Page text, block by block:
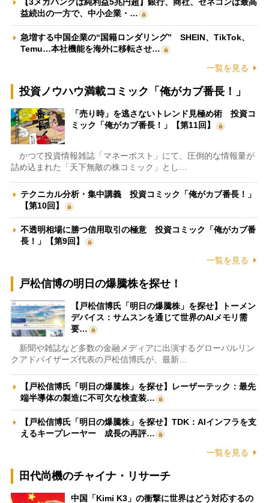
【3メガバンクは純利益5兆円超】銀行、商社、ゼネコンは最高
益続出の一方で、中小企業・…
急増する中国企業の“国籍ロンダリング” SHEIN、TikTok、
Temu…本社機能を海外に移転させ…
一覧を見る
投資ノウハウ満載コミック「俺がカブ番長！」
「売り時」を逃さないトレンド見極め術 投資コ
ミック「俺がカブ番長！」【第11回】
かつて投資情報雑誌「マネーポスト」にて、圧倒的な情報量が
詰め込まれた「天下無敵の株コミック」とし…
テクニカル分析・集中講義 投資コミック「俺がカブ番長！」
【第10回】
不透明相場に勝つ信用取引の極意 投資コミック「俺がカブ番
長！」【第9回】
一覧を見る
戸松信博の明日の爆騰株を探せ！
【戸松信博氏「明日の爆騰株」を探せ】トーメン
デバイス：サムスンを通じて世界のAIメモリ需
要…
新聞や雑誌など多数の金融メディアに出演するグローバルリン
クアドバイザーズ代表の戸松信博氏が、最新…
【戸松信博氏「明日の爆騰株」を探せ】レーザーテック：最先
端半導体の製造に不可欠な検査装…
【戸松信博氏「明日の爆騰株」を探せ】TDK：AIインフラを支
えるキープレーヤー 成長の再評…
一覧を見る
田代尚機のチャイナ・リサーチ
中国「Kimi K3」の衝撃に世界はどう対応するの